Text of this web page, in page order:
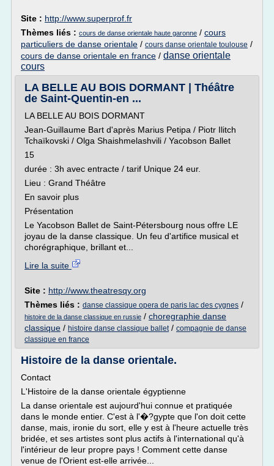
Site : http://www.superprof.fr
Thèmes liés : cours de danse orientale haute garonne / cours
particuliers de danse orientale / cours danse orientale toulouse /
cours de danse orientale en france / danse orientale
cours
LA BELLE AU BOIS DORMANT | Théâtre
de Saint-Quentin-en ...
LA BELLE AU BOIS DORMANT
Jean-Guillaume Bart d'après Marius Petipa / Piotr Ilitch
Tchaïkovski / Olga Shaishmelashvili / Yacobson Ballet
15
durée : 3h avec entracte / tarif Unique 24 eur.
Lieu : Grand Théâtre
En savoir plus
Présentation
Le Yacobson Ballet de Saint-Pétersbourg nous offre LE
joyau de la danse classique. Un feu d'artifice musical et
chorégraphique, brillant et...
Lire la suite
Site : http://www.theatresqy.org
Thèmes liés : danse classique opera de paris lac des cygnes /
histoire de la danse classique en russie / choregraphie danse
classique / histoire danse classique ballet/ compagnie de danse
classique en france
Histoire de la danse orientale.
Contact
L'Histoire de la danse orientale égyptienne
La danse orientale est aujourd'hui connue et pratiquée
dans le monde entier. C'est à l'�?gypte que l'on doit cette
danse, mais, ironie du sort, elle y est à l'heure actuelle très
bridée, et ses artistes sont plus actifs à l'international qu'à
l'intérieur de leur propre pays ! Comment cette danse
venue de l'Orient est-elle arrivée...